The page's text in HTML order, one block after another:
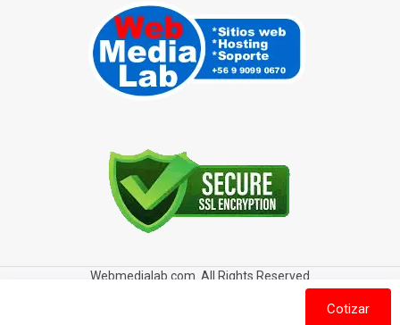
Webmedialab.com. All Rights Reserved
Política de privacidad
Política de Cookies
Cotizar